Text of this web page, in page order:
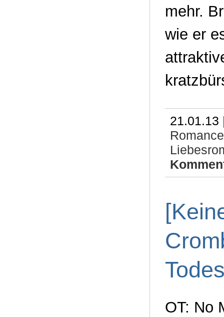
mehr.
wie er
Romance
OT: No